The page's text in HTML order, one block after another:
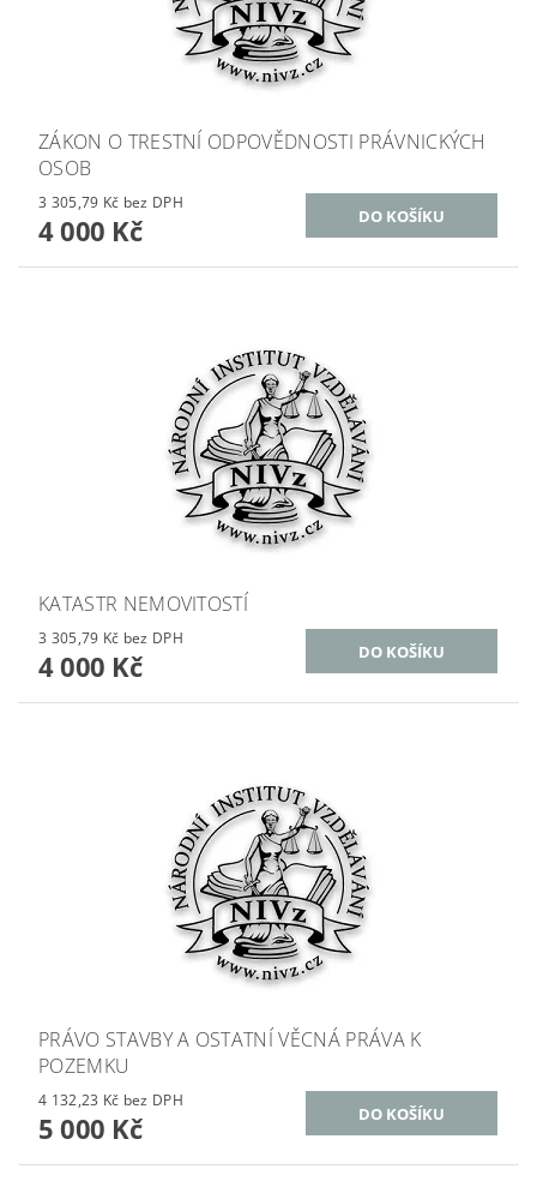
ZÁKON O TRESTNÍ ODPOVĚDNOSTI PRÁVNICKÝCH
OSOB
3 305,79 Kč bez DPH
4 000 Kč
KATASTR NEMOVITOSTÍ
3 305,79 Kč bez DPH
4 000 Kč
PRÁVO STAVBY A OSTATNÍ VĚCNÁ PRÁVA K
POZEMKU
4 132,23 Kč bez DPH
5 000 Kč